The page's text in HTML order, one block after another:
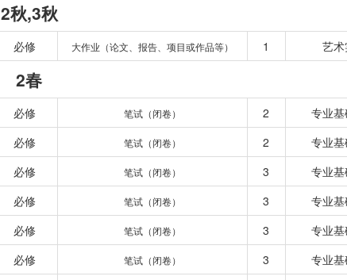
2秋,3秋
必修 大作业（论文、报告、项目或作品等） 1 艺
2春
必修 笔试（闭卷） 2
专业
必修 笔试（闭卷） 2
专业
必修 笔试（闭卷） 3
专业
必修 笔试（闭卷） 3
专业
必修 笔试（闭卷） 3
专业
必修 笔试（闭卷） 3
专业